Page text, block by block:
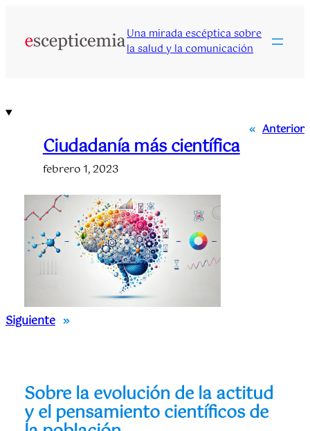
contenido
Una mirada escéptica sobre
la salud y la comunicación
« Anterior
Ciudadanía más científica
febrero 1, 2023
Siguiente »
Sobre la evolución de la actitud
y el pensamiento científicos de